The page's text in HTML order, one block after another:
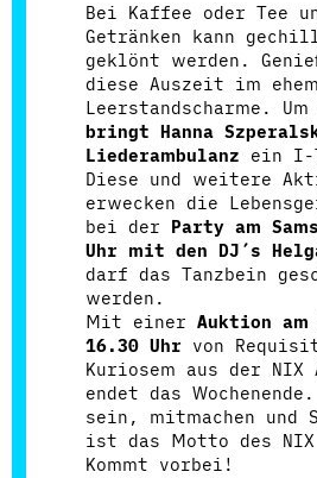
Bei Kaffee oder Tee
Getränken kann
geklönt werden.
diese Auszeit im
Leerstandscharme. Um
bringt Hanna
Liederambulanz ein I-
Diese und weitere
erwecken die
bei der Party am
Uhr mit den DJ´s
darf das Tanzbein
werden.
Mit einer Auktion am
16.30 Uhr von
Kuriosem aus der NIX
endet das
sein, mitmachen und
ist das Motto des
Kommt vorbei!